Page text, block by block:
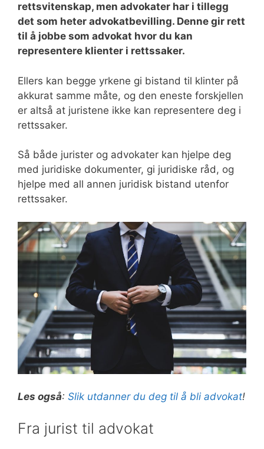
rettsvitenskap, men advokater har i tillegg
det som heter advokatbevilling. Denne gir rett
til å jobbe som advokat hvor du kan
representere klienter i rettssaker.
Ellers kan begge yrkene gi bistand til klinter på
akkurat samme måte, og den eneste forskjellen
er altså at juristene ikke kan representere deg i
rettssaker.
Så både jurister og advokater kan hjelpe deg
med juridiske dokumenter, gi juridiske råd, og
hjelpe med all annen juridisk bistand utenfor
rettssaker.
Les også: Slik utdanner du deg til å bli advokat!
Fra jurist til advokat